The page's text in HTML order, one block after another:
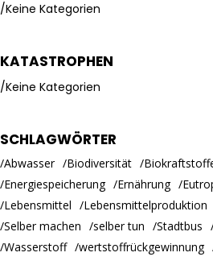
Keine Kategorien
KATASTROPHEN
Keine Kategorien
SCHLAGWÖRTER
Abwasser Biodiversität
Energiespeicherung
Ernährung
Lebensmittel
Lebensmittelproduktion
Selber machen
selber tun Stadtbus
Wasserstoff
wertstoffrückgewinnung